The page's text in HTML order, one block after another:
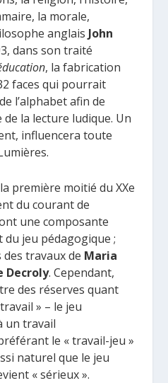
la morale,
anglais John
dans son traité
, la fabrication
faces qui pourrait
l’alphabet afin de
la lecture ludique. Un
influencera toute
première moitié du XXe
du courant de
une composante
du jeu pédagogique ;
des travaux de Maria
Decroly. Cependant,
des réserves quant
» – le jeu
un travail
le « travail-jeu »
naturel que le jeu
« sérieux ».